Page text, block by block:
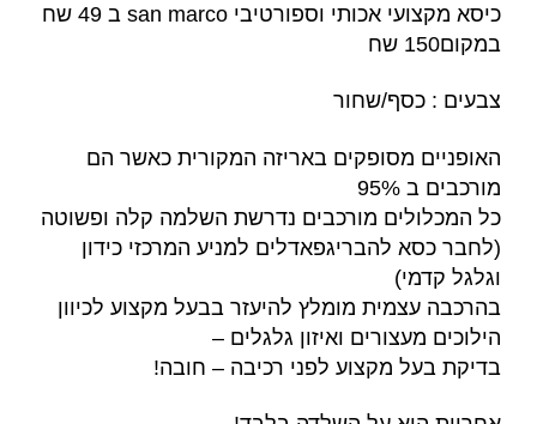
כיסא מקצועי אכותי וספורטיבי san marco ב 49 שח
במקום150 שח
צבעים : כסף/שחור
האופניים מסופקים באריזה המקורית כאשר הם
מורכבים ב 95%
כל המכלולים מורכבים נדרשת השלמה קלה ופשוטה
(לחבר כסא להבריגפאדלים למניע המרכזי כידון
וגלגל קדמי)
בהרכבה עצמית מומלץ להיעזר בבעל מקצוע לכיוון
הילוכים מעצורים ואיזון גלגלים –
בדיקת בעל מקצוע לפני רכיבה – חובה!